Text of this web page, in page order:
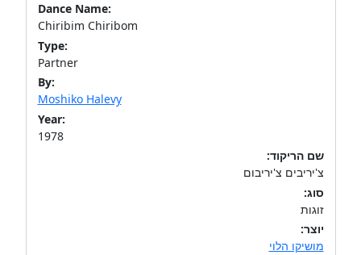
Dance Name:
Chiribim Chiribom
Type:
Partner
By:
Moshiko Halevy
Year:
1978
שם הריקוד:
צ'יריבים צ'יריבום
סוג:
זוגות
יוצר:
מושיקו הלוי